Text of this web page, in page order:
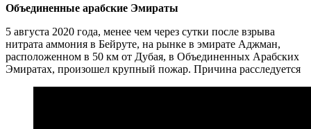
Объединенные арабские Эмираты
5 августа 2020 года, менее чем через сутки после взрыва
нитрата аммония в Бейруте, на рынке в эмирате Аджман,
расположенном в 50 км от Дубая, в Объединенных Арабских
Эмиратах, произошел крупный пожар. Причина расследуется